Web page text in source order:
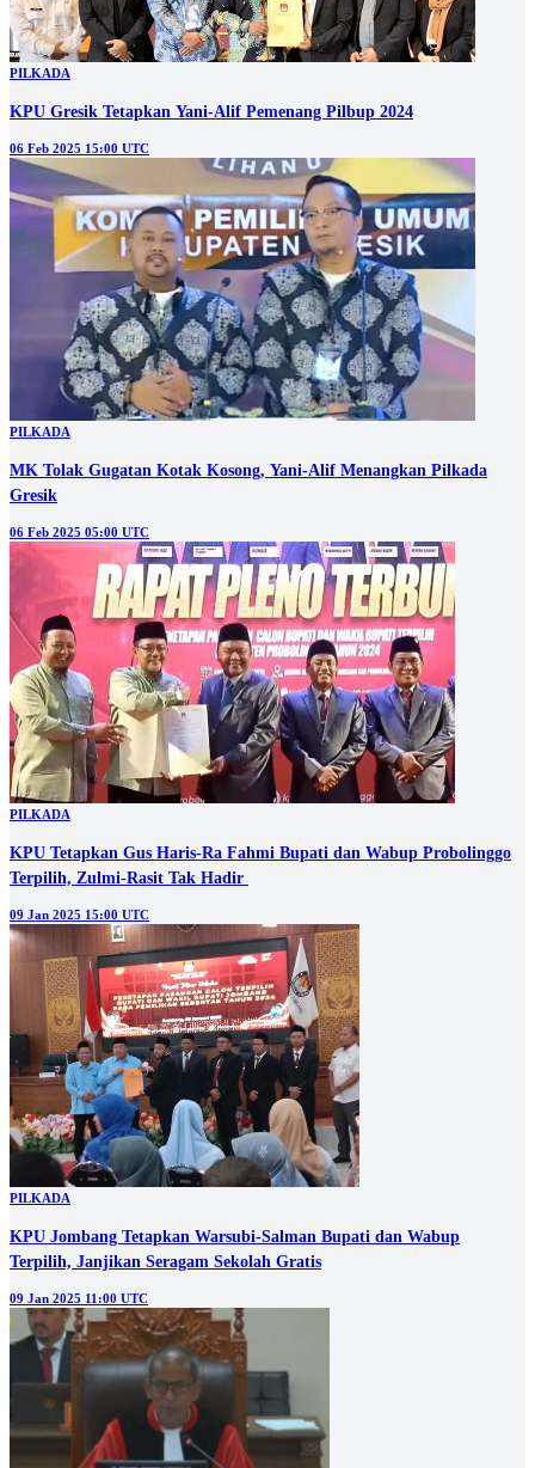
PILKADA
KPU Gresik Tetapkan Yani-Alif Pemenang Pilbup 2024
06 Feb 2025 15:00 UTC
PILKADA
MK Tolak Gugatan Kotak Kosong, Yani-Alif Menangkan Pilkada
Gresik
06 Feb 2025 05:00 UTC
PILKADA
KPU Tetapkan Gus Haris-Ra Fahmi Bupati dan Wabup Probolinggo
Terpilih, Zulmi-Rasit Tak Hadir
09 Jan 2025 15:00 UTC
PILKADA
KPU Jombang Tetapkan Warsubi-Salman Bupati dan Wabup
Terpilih, Janjikan Seragam Sekolah Gratis
09 Jan 2025 11:00 UTC